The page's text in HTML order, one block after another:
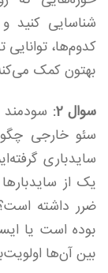
شناسایی کنید و
کدوم‌ها، توانایی
بهتون کمک
سوال 2:
سودمند
سئو خارجی
سایدباری
یک از
ضرر داشته
بین آن‌ها